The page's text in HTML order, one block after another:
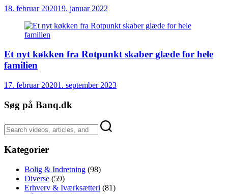
18. februar 202019. januar 2022
Et nyt køkken fra Rotpunkt skaber glæde for hele
familien
17. februar 20201. september 2023
Søg på Banq.dk
Kategorier
Bolig & Indretning (98)
Diverse (59)
Erhverv & Iværksætteri (81)